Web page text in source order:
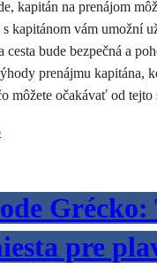
kapitán na prenájom
s kapitánom vám umožní
cesta bude bezpečná a
prenájmu kapitána,
môžete očakávať od tejto
Grécko:
pre